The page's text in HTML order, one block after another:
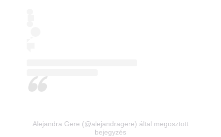
Alejandra Gere (@alejandragere) által megosztott
bejegyzés